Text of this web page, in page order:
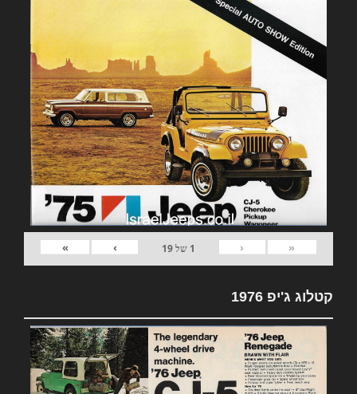
«
‹
1 של19
›
»
קטלוג ג'יפ 1976